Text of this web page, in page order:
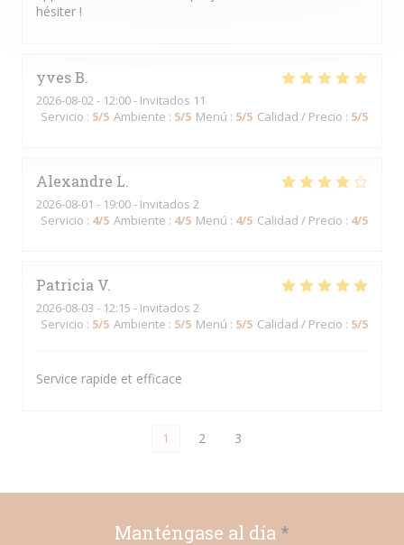
hésiter !
yvesB
2026-08-02 - 12:00 - Invitados 11
Servicio : 5/5 Ambiente : 5/5 Menú : 5/5 Calidad / Precio : 5/5
Alexandre L
2026-08-01 - 19:00 - Invitados 2
Servicio : 4/5 Ambiente : 4/5 Menú : 4/5 Calidad / Precio : 4/5
Patricia V
2026-08-03 - 12:15 - Invitados 2
Servicio : 5/5 Ambiente : 5/5 Menú : 5/5 Calidad / Precio : 5/5
Service rapide et efficace
1 2 3
Manténgase al día *